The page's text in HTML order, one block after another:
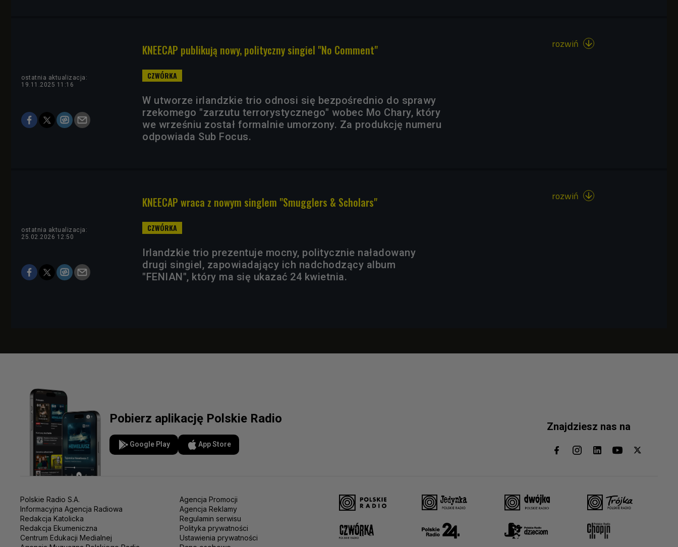
KNEECAP publikują nowy, polityczny singiel "No Comment"
ostatnia aktualizacja:
19.11.2025 11:16
W utworze irlandzkie trio odnosi się bezpośrednio do sprawy
rzekomego "zarzutu terrorystycznego" wobec Mo Chary, który
we wrześniu został formalnie umorzony. Za produkcję numeru
odpowiada Sub Focus.
rozwiń 
KNEECAP wraca z nowym singlem "Smugglers & Scholars"
ostatnia aktualizacja:
25.02.2026 12:50
Irlandzkie trio prezentuje mocny, politycznie naładowany
drugi singiel, zapowiadający ich nadchodzący album
"FENIAN", który ma się ukazać 24 kwietnia.
rozwiń 
Pobierz aplikację Polskie Radio
Google Play App Store
Znajdziesz nas na
Polskie Radio S.A.
Informacyjna Agencja Radiowa
Redakcja Katolicka
Redakcja Ekumeniczna
Centrum Edukacji Medialnej
Agencja Promocji
Agencja Reklamy
Regulamin serwisu
Polityka prywatności
Ustawienia prywatności